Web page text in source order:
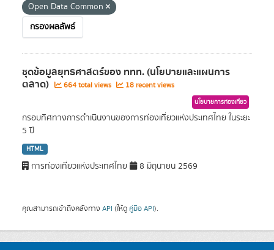
Open Data Common
กรองผลลัพธ์
ชุดข้อมูลยุทธศาสตร์ของ ททท. (นโยบายและแผนการ
ตลาด) 664 total views 18 recent views
นโยบายการท่องเที่ยว
กรอบทิศทางการดำเนินงานของการท่องเที่ยวแห่งประเทศไทย ในระยะ
5 ปี
HTML
การท่องเที่ยวแห่งประเทศไทย 8 มิถุนายน 2569
คุณสามารถเข้าถึงคลังทาง API (ให้ดู คู่มือ API).